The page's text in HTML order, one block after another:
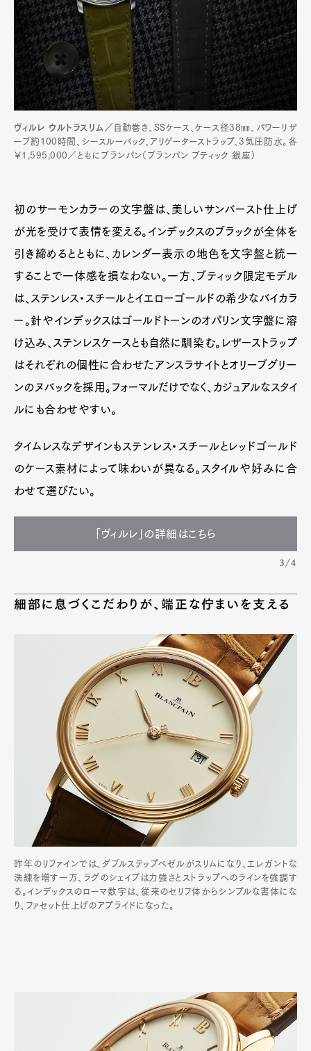
ヴィルレ ウルトラスリム／ 自動巻き、SSケース、ケース径38㎜、パワーリザ
ーブ約100時間、シースルーバック、アリゲーターストラップ、3気圧防水。各
￥1,595,000／ともにブランパン（ブランパン ブティック 銀座）
初のサーモンカラーの文字盤は、美しいサンバースト仕上げ
が光を受けて表情を変える。インデックスのブラックが全体を
引き締めるとともに、カレンダー表示の地色を文字盤と統一
することで一体感を損なわない。一方、ブティック限定モデル
は、ステンレス・スチールとイエローゴールドの希少なバイカラ
ー。針やインデックスはゴールドトーンのオパリン文字盤に溶
け込み、ステンレスケースとも自然に馴染む。レザーストラップ
はそれぞれの個性に合わせたアンスラサイトとオリーブグリー
ンのヌバックを採用。フォーマルだけでなく、カジュアルなスタイ
ルにも合わせやすい。
タイムレスなデザインもステンレス・スチールとレッドゴールド
のケース素材によって味わいが異なる。スタイルや好みに合
わせて選びたい。
「ヴィルレ」の詳細はこちら
3/4
細部に息づくこだわりが、端正な佇まいを支える
昨年のリファインでは、ダブルステップベゼルがスリムになり、エレガントな
洗練を増す一方、ラグのシェイプは力強さとストラップへのラインを強調す
る。インデックスのローマ数字は、従来のセリフ体からシンプルな書体にな
り、ファセット仕上げのアプライドになった。